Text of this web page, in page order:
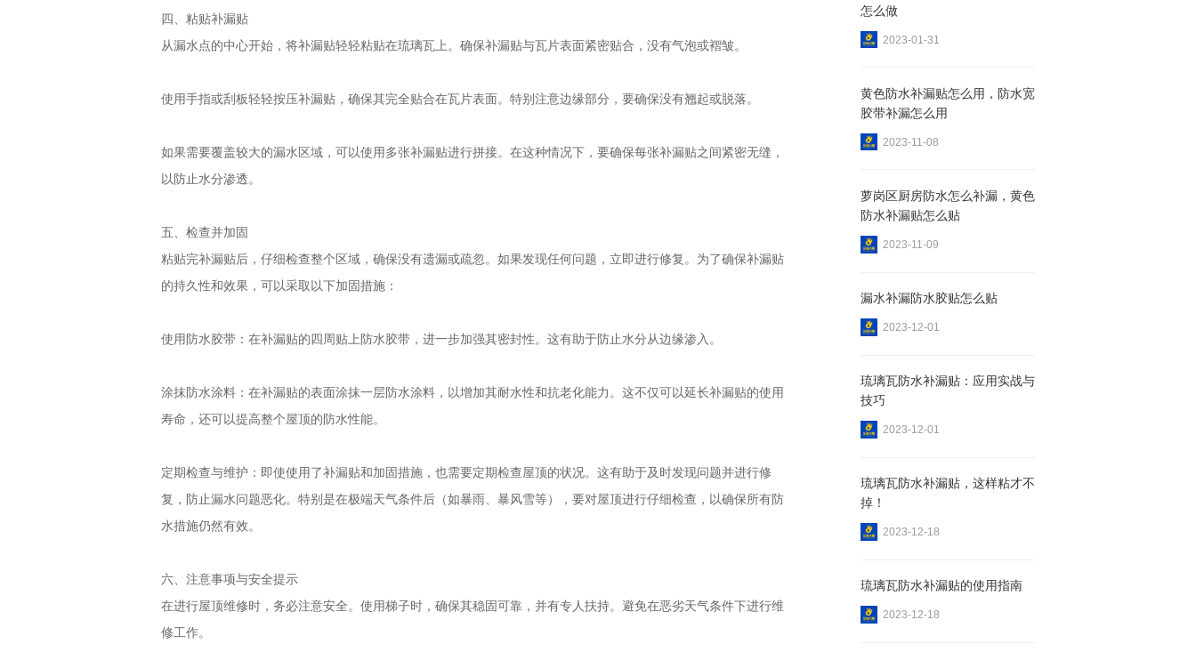
四、粘贴补漏贴
从漏水点的中心开始，将补漏贴轻轻粘贴在琉璃瓦上。确保补漏贴与瓦片表面紧密贴合，没有气泡或褶皱。
使用手指或刮板轻轻按压补漏贴，确保其完全贴合在瓦片表面。特别注意边缘部分，要确保没有翘起或脱落。
如果需要覆盖较大的漏水区域，可以使用多张补漏贴进行拼接。在这种情况下，要确保每张补漏贴之间紧密无缝，
以防止水分渗透。
五、检查并加固
粘贴完补漏贴后，仔细检查整个区域，确保没有遗漏或疏忽。如果发现任何问题，立即进行修复。为了确保补漏贴
的持久性和效果，可以采取以下加固措施：
使用防水胶带：在补漏贴的四周贴上防水胶带，进一步加强其密封性。这有助于防止水分从边缘渗入。
涂抹防水涂料：在补漏贴的表面涂抹一层防水涂料，以增加其耐水性和抗老化能力。这不仅可以延长补漏贴的使用
寿命，还可以提高整个屋顶的防水性能。
定期检查与维护：即使使用了补漏贴和加固措施，也需要定期检查屋顶的状况。这有助于及时发现问题并进行修
复，防止漏水问题恶化。特别是在极端天气条件后（如暴雨、暴风雪等），要对屋顶进行仔细检查，以确保所有防
水措施仍然有效。
六、注意事项与安全提示
在进行屋顶维修时，务必注意安全。使用梯子时，确保其稳固可靠，并有专人扶持。避免在恶劣天气条件下进行维
修工作。
怎么做
2023-01-31
黄色防水补漏贴怎么用，防水宽
胶带补漏怎么用
2023-11-08
萝岗区厨房防水怎么补漏，黄色
防水补漏贴怎么贴
2023-11-09
漏水补漏防水胶贴怎么贴
2023-12-01
琉璃瓦防水补漏贴：应用实战与
技巧
2023-12-01
琉璃瓦防水补漏贴，这样粘才不
掉！
2023-12-18
琉璃瓦防水补漏贴的使用指南
2023-12-18